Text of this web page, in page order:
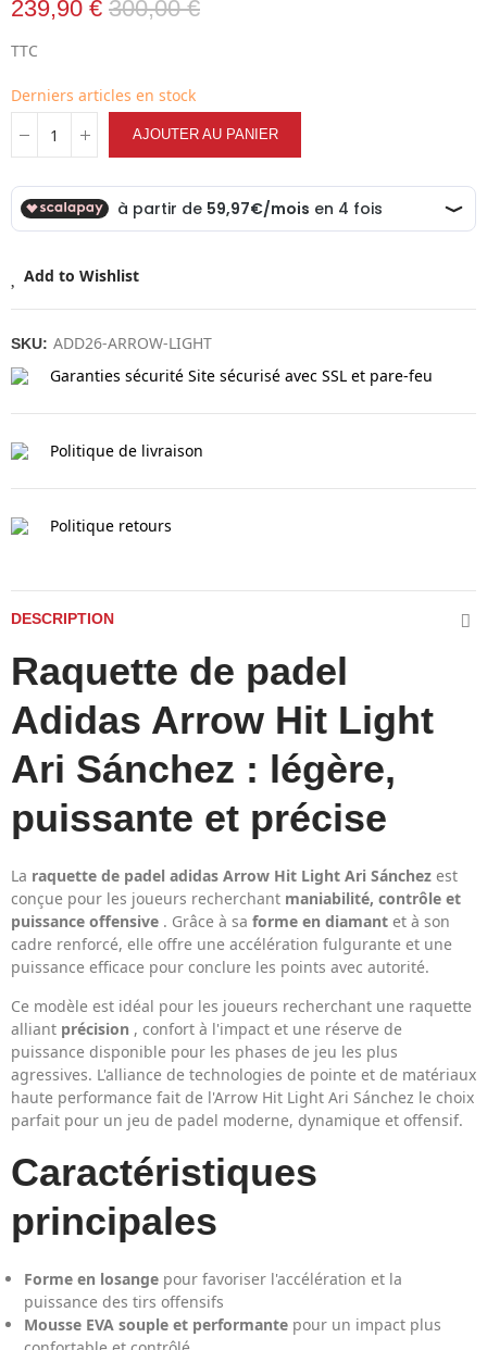
239,90 € 300,00 €
TTC
Derniers articles en stock
AJOUTER AU PANIER
Add to Wishlist
SKU: ADD26-ARROW-LIGHT
Garanties sécurité Site sécurisé avec SSL et pare-feu
Politique de livraison
Politique retours
DESCRIPTION
Raquette de padel
Adidas Arrow Hit Light
Ari Sánchez : légère,
puissante et précise
La raquette de padel adidas Arrow Hit Light Ari Sánchez est
conçue pour les joueurs recherchant maniabilité, contrôle et
puissance offensive . Grâce à sa forme en diamant et à son
cadre renforcé, elle offre une accélération fulgurante et une
puissance efficace pour conclure les points avec autorité.
Ce modèle est idéal pour les joueurs recherchant une raquette
alliant précision , confort à l'impact et une réserve de
puissance disponible pour les phases de jeu les plus
agressives. L'alliance de technologies de pointe et de matériaux
haute performance fait de l'Arrow Hit Light Ari Sánchez le choix
parfait pour un jeu de padel moderne, dynamique et offensif.
Caractéristiques
principales
Forme en losange pour favoriser l'accélération et la
puissance des tirs offensifs
Mousse EVA souple et performante pour un impact plus